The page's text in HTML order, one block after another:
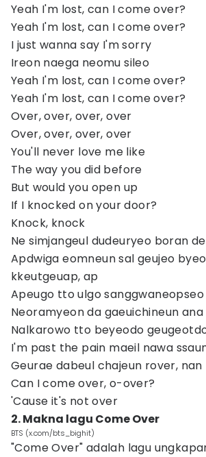
Yeah I'm lost, can I come over?
Yeah I'm lost, can I come over?
I just wanna say I'm sorry
Ireon naega neomu sileo
Yeah I'm lost, can I come over?
Yeah I'm lost, can I come over?
Over, over, over, over
Over, over, over, over
You'll never love me like
The way you did before
But would you open up
If I knocked on your door?
Knock, knock
Ne simjangeul dudeuryeo boran
Apdwiga eomneun sal geujeo
kkeutgeuap, ap
Apeugo tto ulgo sanggwaneopseo
Neoramyeon da gaeuichineun
Nalkarowo tto beyeodo
I'm past the pain maeil nawa
Geurae dabeul chajeun rover, nan
Can I come over, o-over?
'Cause it's not over
2. Makna lagu Come Over
BTS (x.com/bts_bighit)
"Come Over" adalah lagu